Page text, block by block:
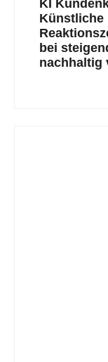
KI
Künstliche
bei
nachhaltig